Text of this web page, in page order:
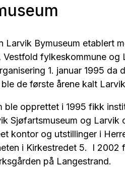
Larvik Bymuseum etablert
Vestfold fylkeskommune og
1. januar 1995 da
de første årene kalt
ble opprettet i 1995 fikk
Sjøfartsmuseum og Larvik
kontor og utstillinger i
i Kirkestredet 5. I
på Langestrand.